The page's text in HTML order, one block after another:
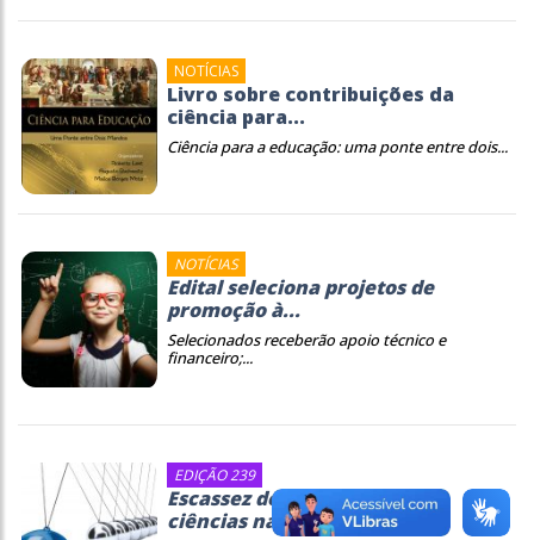
NOTÍCIAS
Livro sobre contribuições da
ciência para...
Ciência para a educação: uma ponte entre dois...
NOTÍCIAS
Edital seleciona projetos de
promoção à...
Selecionados receberão apoio técnico e
financeiro;...
EDIÇÃO 239
Escassez de laboratórios de
ciências nas...